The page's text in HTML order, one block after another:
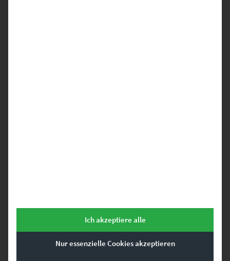
auf Keilrahmen, als Poster oder auch hinter Acrylglas.
Wandbildgrößen sind bis 150cm konfigurierbar aber auch größere
Größen und als Akustikbilder sind diese Gärtringen Bilder
Ich akzeptiere alle
Nur essenzielle Cookies akzeptieren